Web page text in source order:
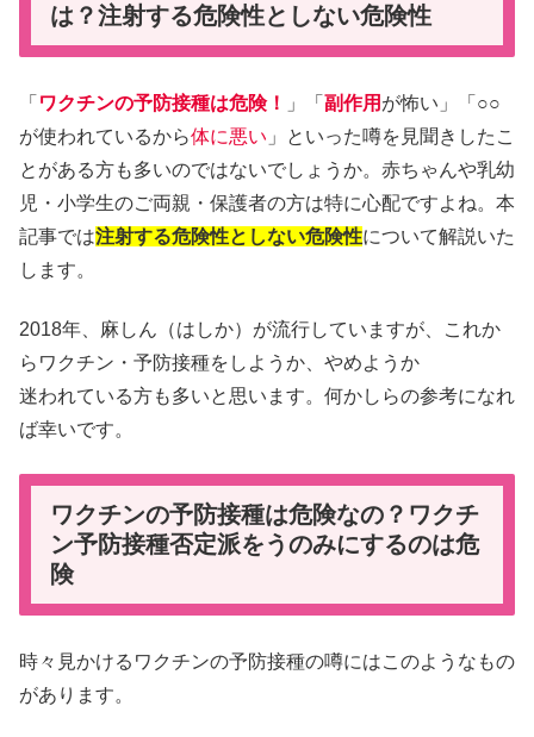
は？注射する危険性としない危険性
「 ワクチンの予防接種は危険！ 」「 副作用 が怖い」「○○
が使われているから体に悪い 」といった噂を見聞きしたこ
とがある方も多いのではないでしょうか。赤ちゃんや乳幼
児・小学生のご両親・保護者の方は特に心配ですよね。本
記事では注射する危険性としない危険性について解説いた
します。
2018年、麻しん（はしか）が流行していますが、これか
らワクチン・予防接種をしようか、やめようか
迷われている方も多いと思います。何かしらの参考になれ
ば幸いです。
ワクチンの予防接種は危険なの？ワクチ
ン予防接種否定派をうのみにするのは危
険
時々見かけるワクチンの予防接種の噂にはこのようなもの
があります。